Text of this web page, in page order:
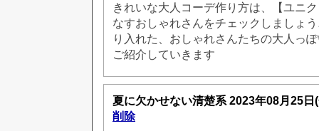
きれいな大人コーデ作り方は、【ユニ
なすおしゃれさんをチェックしましょ
り入れた、おしゃれさんたちの大人っ
ご紹介していきます
夏に欠かせない清楚系 2023年08月25
削除